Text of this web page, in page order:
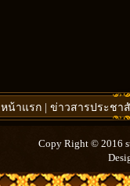
หน้าแรก| ข่าวสารประชา
Copy Right © 2016